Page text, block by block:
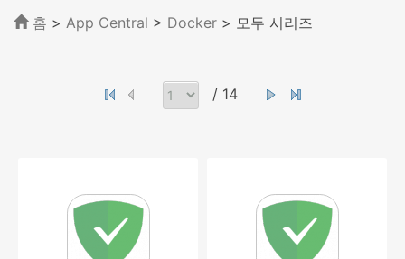
홈 > App Central > Docker > 모두 시리즈
/ 14